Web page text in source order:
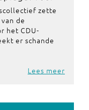
zette
de
het CDU-
er schande
Lees meer